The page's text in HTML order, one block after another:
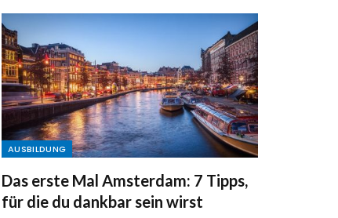
AUSBILDUNG
Das erste Mal Amsterdam: 7 Tipps,
für die du dankbar sein wirst